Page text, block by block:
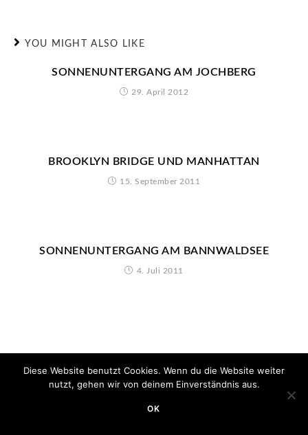
YOU MIGHT ALSO LIKE
SONNENUNTERGANG AM JOCHBERG
29. April 2012
BROOKLYN BRIDGE UND MANHATTAN
15. September 2011
SONNENUNTERGANG AM BANNWALDSEE
4. Juli 2011
Copyright 2020 - Minimum
Diese Website benutzt Cookies. Wenn du die Website weiter
nutzt, gehen wir von deinem Einverständnis aus.
OK